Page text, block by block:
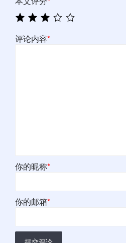
评论内容*
你的昵称*
你的邮箱*